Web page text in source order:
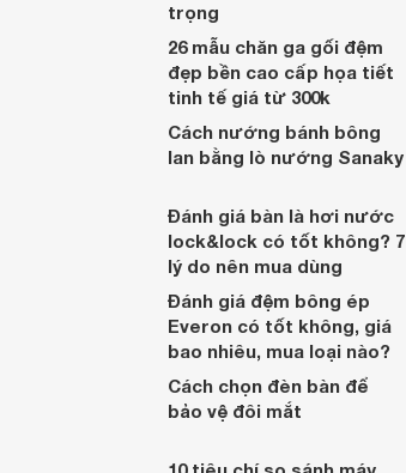
trọng
26 mẫu chăn ga gối đệm
đẹp bền cao cấp họa tiết
tinh tế giá từ 300k
Cách nướng bánh bông
lan bằng lò nướng Sanaky
Đánh giá bàn là hơi nước
lock&lock có tốt không? 7
lý do nên mua dùng
Đánh giá đệm bông ép
Everon có tốt không, giá
bao nhiêu, mua loại nào?
Cách chọn đèn bàn để
bảo vệ đôi mắt